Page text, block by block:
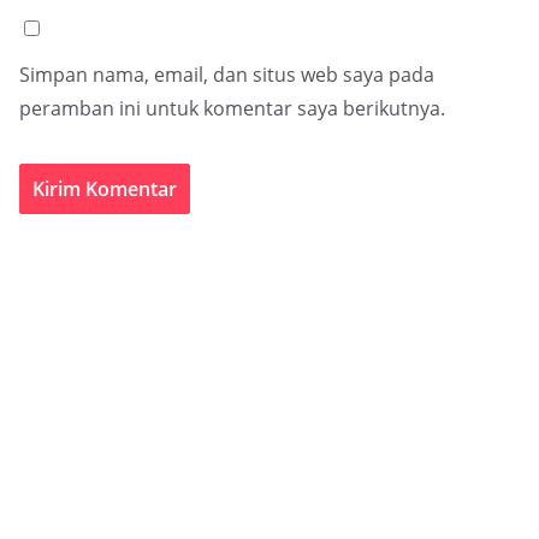
Simpan nama, email, dan situs web saya pada
peramban ini untuk komentar saya berikutnya.